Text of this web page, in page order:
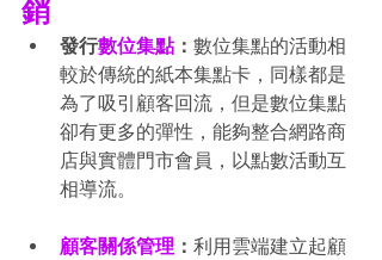
銷
發行數位集點： 數位集點的活動相
較於傳統的紙本集點卡，同樣都是
為了吸引顧客回流，但是數位集點
卻有更多的彈性，能夠整合網路商
店與實體門市會員，以點數活動互
相導流。
顧客關係管理 ： 利用雲端建立起顧